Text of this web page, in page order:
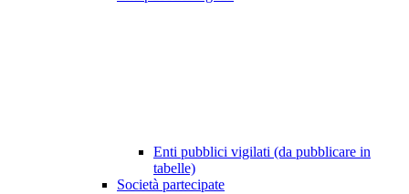
Enti pubblici vigilati (da pubblicare in
tabelle)
Società partecipate